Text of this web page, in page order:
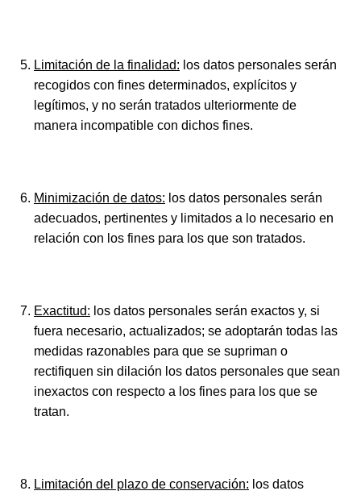
Limitación de la finalidad: los datos personales serán
recogidos con fines determinados, explícitos y
legítimos, y no serán tratados ulteriormente de
manera incompatible con dichos fines.
Minimización de datos: los datos personales serán
adecuados, pertinentes y limitados a lo necesario en
relación con los fines para los que son tratados.
Exactitud: los datos personales serán exactos y, si
fuera necesario, actualizados; se adoptarán todas las
medidas razonables para que se supriman o
rectifiquen sin dilación los datos personales que sean
inexactos con respecto a los fines para los que se
tratan.
Limitación del plazo de conservación: los datos